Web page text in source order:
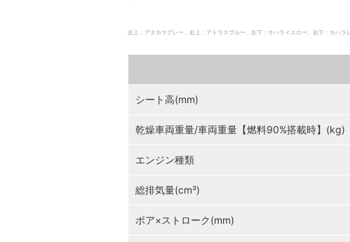
左上：アタカマグレー、右上：アトラスブルー、左下：サハライエロー、右下：カハ
シート高(mm)
乾燥車両重量/車両重量【燃料90%搭載時】(kg)
エンジン種類
総排気量(cm³)
ボア×ストローク(mm)